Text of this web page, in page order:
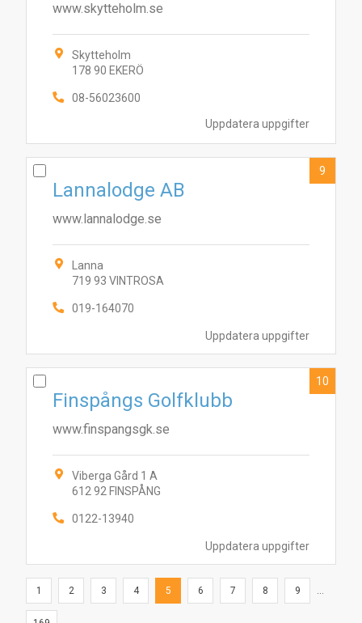
Uppdatera uppgifter
www.skytteholm.se
Skytteholm
178 90 EKERÖ
08-56023600
Uppdatera uppgifter
Lannalodge AB
www.lannalodge.se
Lanna
719 93 VINTROSA
019-164070
9
Uppdatera uppgifter
Finspångs Golfklubb
www.finspangsgk.se
Viberga Gård 1 A
612 92 FINSPÅNG
0122-13940
10
1 2 3 4 5 6 7 8 9 ...